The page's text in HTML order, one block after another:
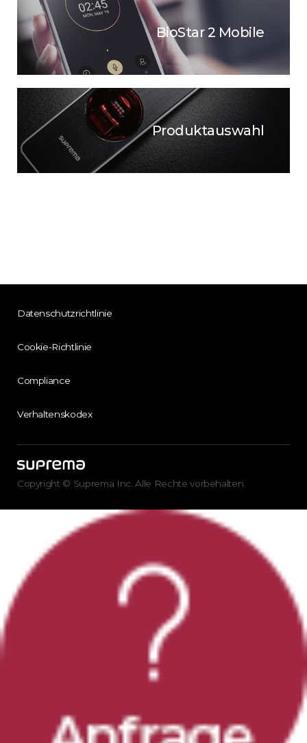
BioStar 2 Mobile
Produktauswahl
Datenschutzrichtlinie
Cookie-Richtlinie
Compliance
Verhaltenskodex
Copyright © Suprema Inc. Alle Rechte vorbehalten.